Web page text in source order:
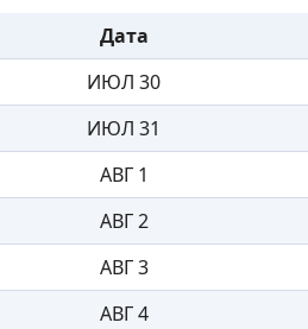
Дата
ИЮЛ 30
ИЮЛ 31
АВГ 1
АВГ 2
АВГ 3
АВГ 4